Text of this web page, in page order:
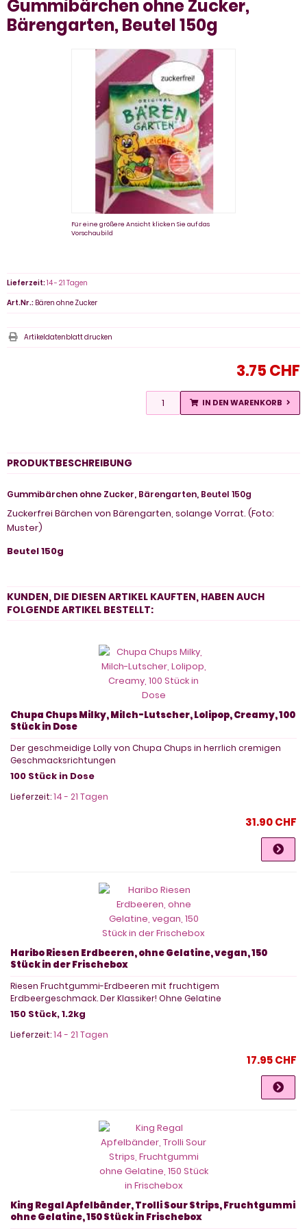
Gummibärchen ohne Zucker,
Bärengarten, Beutel 150g
Für eine größere Ansicht klicken Sie auf das
Vorschaubild
3.75 CHF
IN DEN WARENKORB
Lieferzeit:14 - 21 Tagen
Art.Nr.: Bären ohne Zucker
Artikeldatenblatt drucken
PRODUKTBESCHREIBUNG
Gummibärchen ohne Zucker, Bärengarten, Beutel 150g
Zuckerfrei Bärchen von Bärengarten, solange Vorrat. (Foto:
Muster)
Beutel 150g
KUNDEN, DIE DIESEN ARTIKEL KAUFTEN, HABEN AUCH
FOLGENDE ARTIKEL BESTELLT:
Chupa Chups Milky, Milch-Lutscher, Lolipop, Creamy, 100
Stück in Dose
Der geschmeidige Lolly von Chupa Chups in herrlich cremigen
Geschmacksrichtungen
100 Stück in Dose
Lieferzeit:14 - 21 Tagen
31.90 CHF
Haribo Riesen Erdbeeren, ohne Gelatine, vegan, 150
Stück in der Frischebox
Riesen Fruchtgummi-Erdbeeren mit fruchtigem
Erdbeergeschmack. Der Klassiker! Ohne Gelatine
150 Stück, 1.2kg
Lieferzeit:14 - 21 Tagen
17.95 CHF
King Regal Apfelbänder, Trolli Sour Strips, Fruchtgummi
ohne Gelatine, 150 Stück in Frischebox